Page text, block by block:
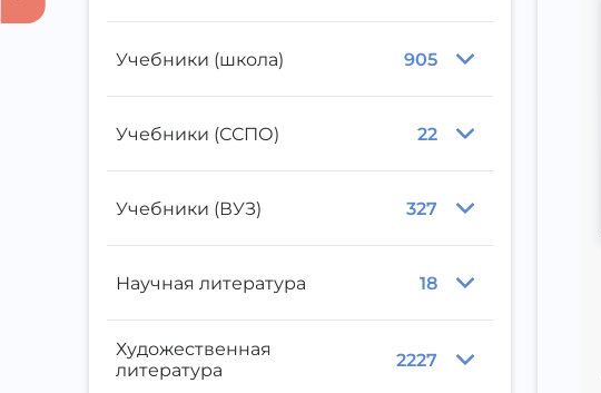
Учебники (школа) 905
Учебники (ССПО) 22
Учебники (ВУЗ) 327
Научная литература 18
Художественная
литература
2227